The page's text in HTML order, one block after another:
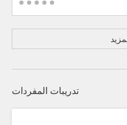
تدريبات المفردات